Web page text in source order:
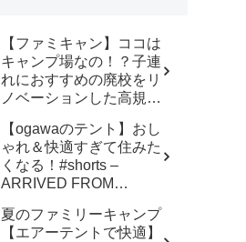
【ファミキャン】ココは
キャンプ場なの！？子連
れにおすすめの廃校をリ
ノベーションした高規格
す！ – ちいさおきゃんぷ
【ogawaのテント】おし
ゃれ＆快適すぎて住みた
くなる！#shorts –
ARRIVED FROM
夏のファミリーキャンプ
【エアーテントで快適】